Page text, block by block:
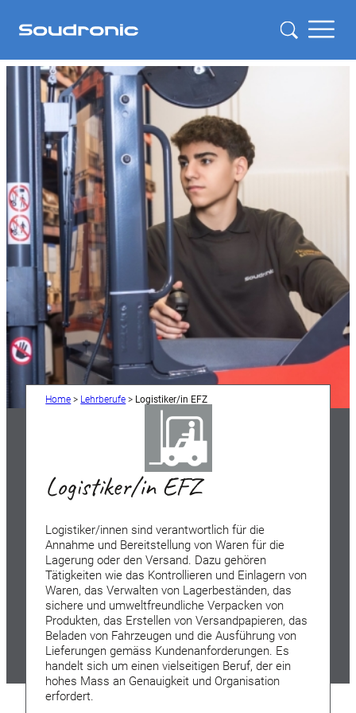
Home > Lehrberufe > Logistiker/in EFZ
Logistiker/in EFZ
Logistiker/innen sind verantwortlich für die
Annahme und Bereitstellung von Waren für die
Lagerung oder den Versand. Dazu gehören
Tätigkeiten wie das Kontrollieren und Einlagern von
Waren, das Verwalten von Lagerbeständen, das
sichere und umweltfreundliche Verpacken von
Produkten, das Erstellen von Versandpapieren, das
Beladen von Fahrzeugen und die Ausführung von
Lieferungen gemäss Kundenanforderungen. Es
handelt sich um einen vielseitigen Beruf, der ein
hohes Mass an Genauigkeit und Organisation
erfordert.